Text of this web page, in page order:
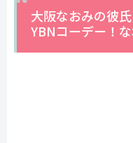
大阪なおみの彼
YBNコーデー！